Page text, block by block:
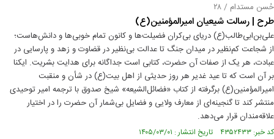
حُسن مستدام / ۲۸
طرح | رسالت شیعیان امیرالمؤمنین(ع)
علی‌بن‌ابی‌طالب(ع) دریای بی‌کران فضیلت‌ها و کانون تمام خوبی‌ها و دانش‌هاست؛
از شجاعت کم‌نظیر در میدان جنگ تا عدالت بی‌نظیر در قضاوت و زهد و پارسایی در
عبادت، هر یک از صفات آن حضرت، کتابی است جداگانه برای هدایت بشریت. ایکنا
بر آن است که تا عید غدیر هر روز حدیثی از اهل بیت(ع) در شأن و منقبت
امیرالمؤمنین(ع) برگرفته از کتاب «فضائل‌الشیعه» شیخ صدوق با ترجمه امیر توحیدی
منتشر کند تا گنجینه‌ای از معارف ولایی و فضایل بی‌شمار آن حضرت را در اختیار
علاقه‌مندان قرار می‌دهد.
کد خبر: ۴۳۵۲۴۳۳ تاریخ انتشار : ۱۴۰۵/۰۳/۰۱